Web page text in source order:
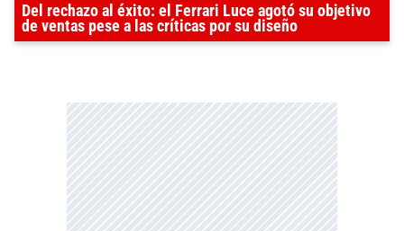
Del rechazo al éxito: el Ferrari Luce agotó su objetivo
de ventas pese a las críticas por su diseño